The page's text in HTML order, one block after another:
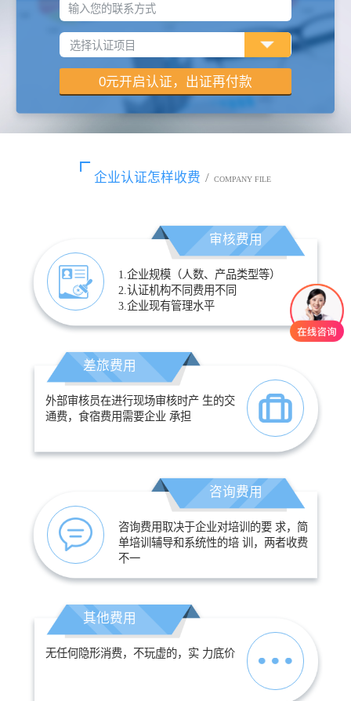
输入您的联系方式
企业认证怎样收费 / COMPANY FILE
审核费用
1.企业规模（人数、产品类型等）
2.认证机构不同费用不同
3.企业现有管理水平
差旅费用
外部审核员在进行现场审核时产 生的交
通费，食宿费用需要企业 承担
咨询费用
咨询费用取决于企业对培训的要 求，简
单培训辅导和系统性的培 训，两者收费
不一
其他费用
无任何隐形消费，不玩虚的，实 力底价